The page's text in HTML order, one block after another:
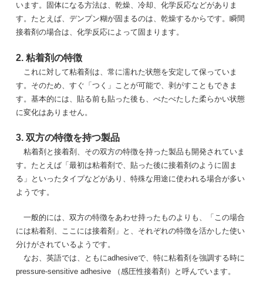
います。固体になる方法は、乾燥、冷却、化学反応などがありま
す。たとえば、デンプン糊が固まるのは、乾燥するからです。瞬間
接着剤の場合は、化学反応によって固まります。
2. 粘着剤の特徴
これに対して粘着剤は、常に濡れた状態を安定して保っていま
す。そのため、すぐ「つく」ことが可能で、剥がすこともできま
す。基本的には、貼る前も貼った後も、べたべたした柔らかい状態
に変化はありません。
3. 双方の特徴を持つ製品
粘着剤と接着剤、その双方の特徴を持った製品も開発されていま
す。たとえば「最初は粘着剤で、貼った後に接着剤のように固ま
る」といったタイプなどがあり、特殊な用途に使われる場合が多い
ようです。
一般的には、双方の特徴をあわせ持ったものよりも、「この場合
には粘着剤、ここには接着剤」と、それぞれの特徴を活かした使い
分けがされているようです。
なお、英語では、ともにadhesiveで、特に粘着剤を強調する時に
pressure-sensitive adhesive （感圧性接着剤）と呼んでいます。